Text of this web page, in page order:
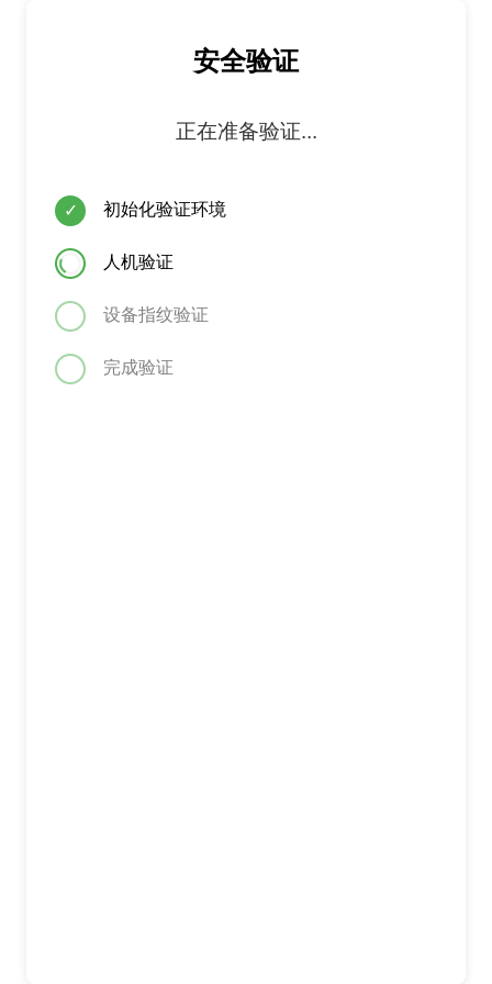
安全验证
正在准备验证...
✓ 初始化验证环境
人机验证
设备指纹验证
完成验证